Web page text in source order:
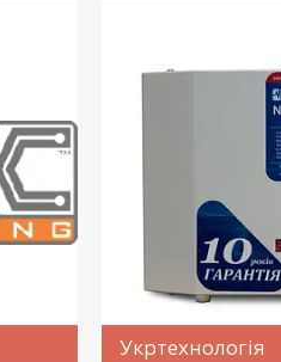
Укртехнологія